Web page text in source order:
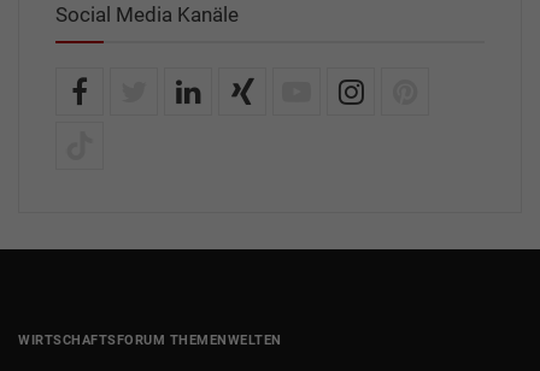
Social Media Kanäle
WIRTSCHAFTSFORUM THEMENWELTEN